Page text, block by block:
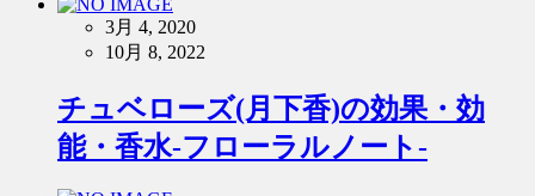
3月 4, 2020
10月 8, 2022
チュベローズ(月下香)の効果・効
能・香水-フローラルノート-